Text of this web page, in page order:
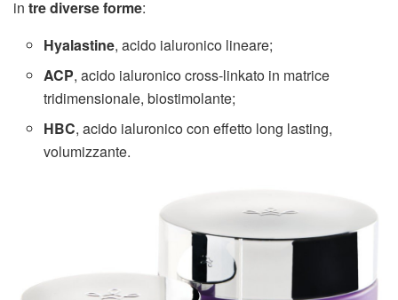
in tre diverse forme:
Hyalastine, acido ialuronico lineare;
ACP, acido ialuronico cross-linkato in matrice
tridimensionale, biostimolante;
HBC, acido ialuronico con effetto long lasting,
volumizzante.